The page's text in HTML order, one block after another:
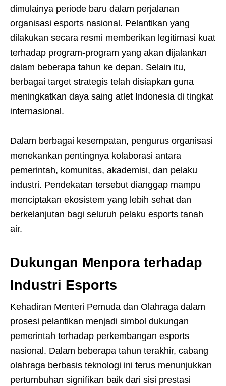
dimulainya periode baru dalam perjalanan
organisasi esports nasional. Pelantikan yang
dilakukan secara resmi memberikan legitimasi kuat
terhadap program-program yang akan dijalankan
dalam beberapa tahun ke depan. Selain itu,
berbagai target strategis telah disiapkan guna
meningkatkan daya saing atlet Indonesia di tingkat
internasional.
Dalam berbagai kesempatan, pengurus organisasi
menekankan pentingnya kolaborasi antara
pemerintah, komunitas, akademisi, dan pelaku
industri. Pendekatan tersebut dianggap mampu
menciptakan ekosistem yang lebih sehat dan
berkelanjutan bagi seluruh pelaku esports tanah
air.
Dukungan Menpora terhadap
Industri Esports
Kehadiran Menteri Pemuda dan Olahraga dalam
prosesi pelantikan menjadi simbol dukungan
pemerintah terhadap perkembangan esports
nasional. Dalam beberapa tahun terakhir, cabang
olahraga berbasis teknologi ini terus menunjukkan
pertumbuhan signifikan baik dari sisi prestasi